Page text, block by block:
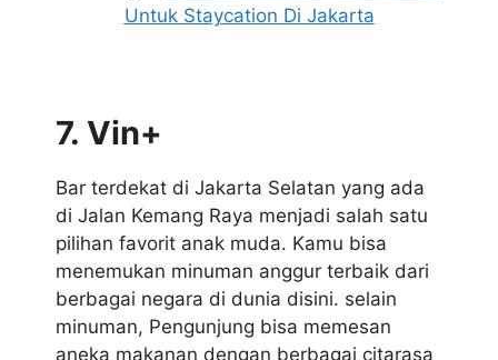
Untuk Staycation Di Jakarta
7. Vin+
Bar terdekat di Jakarta Selatan yang ada
di Jalan Kemang Raya menjadi salah satu
pilihan favorit anak muda. Kamu bisa
menemukan minuman anggur terbaik dari
berbagai negara di dunia disini. selain
minuman, Pengunjung bisa memesan
aneka makanan dengan berbagai citarasa